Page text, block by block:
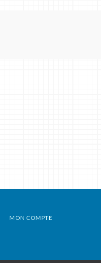
MON COMPTE